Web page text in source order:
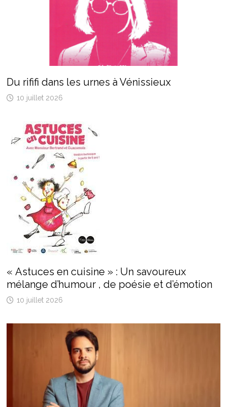
Du rififi dans les urnes à Vénissieux
10 juillet 2026
« Astuces en cuisine » : Un savoureux
mélange d’humour , de poésie et d’émotion
10 juillet 2026